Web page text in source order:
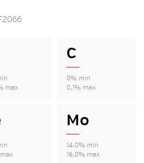
max
C
0% min
0,1% max
Mo
14,0% min
16,0% max